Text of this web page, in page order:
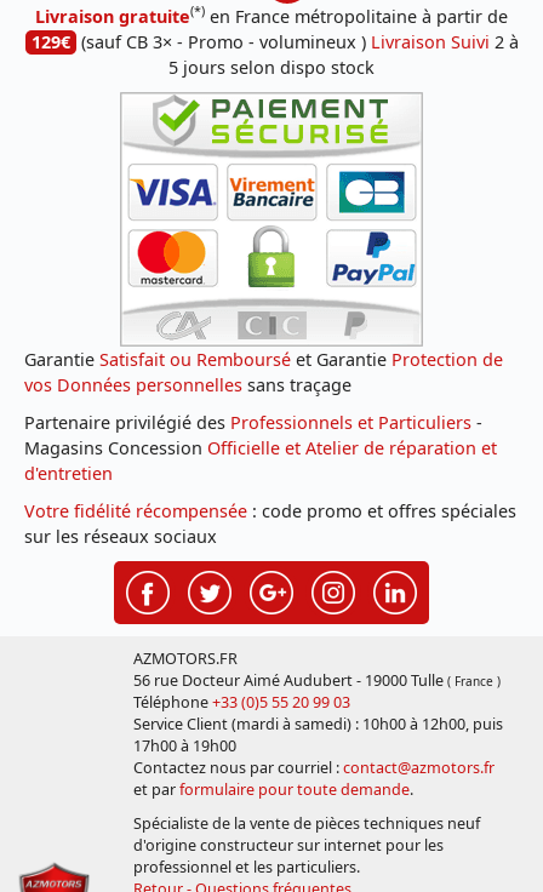
Livraison gratuite(*) en France métropolitaine à partir de
129€ (sauf CB 3× - Promo - volumineux ) Livraison Suivi 2 à
5 jours selon dispo stock
Garantie Satisfait ou Remboursé et Garantie Protection de
vos Données personnelles sans traçage
Partenaire privilégié des Professionnels et Particuliers -
Magasins Concession Officielle et Atelier de réparation et
d'entretien
Votre fidélité récompensée : code promo et offres spéciales
sur les réseaux sociaux
AZMOTORS.FR
56 rue Docteur Aimé Audubert - 19000 Tulle ( France )
Téléphone+33 (0)5 55 20 99 03
Service Client (mardi à samedi) : 10h00 à 12h00, puis
17h00 à 19h00
Contactez nous par courriel :contact@azmotors.fr
et parformulaire pour toute demande.
Spécialiste de la vente de pièces techniques neuf
d'origine constructeur sur internet pour les
professionnel et les particuliers.